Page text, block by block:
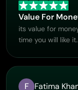
Value For
its value for
time you will like
F Fatima